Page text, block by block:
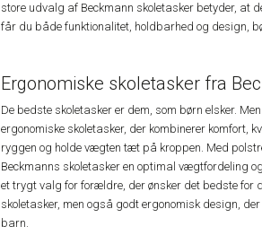
store udvalg af Beckmann skoletasker betyder, at
får du både funktionalitet, holdbarhed og design,
Ergonomiske skoletasker fra
De bedste skoletasker er dem, som børn elsker.
ergonomiske skoletasker, der kombinerer komfort,
ryggen og holde vægten tæt på kroppen. Med
Beckmanns skoletasker en optimal vægtfordeling
et trygt valg for forældre, der ønsker det bedste for
skoletasker, men også godt ergonomisk design,
barn.